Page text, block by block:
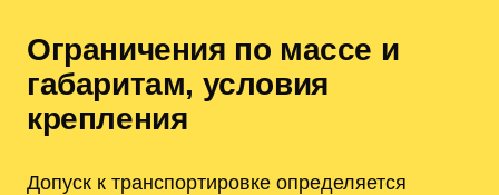
Ограничения по массе и
габаритам, условия
крепления
Допуск к транспортировке определяется